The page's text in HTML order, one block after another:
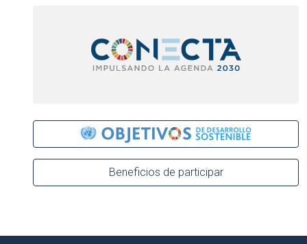
Beneficios de participar